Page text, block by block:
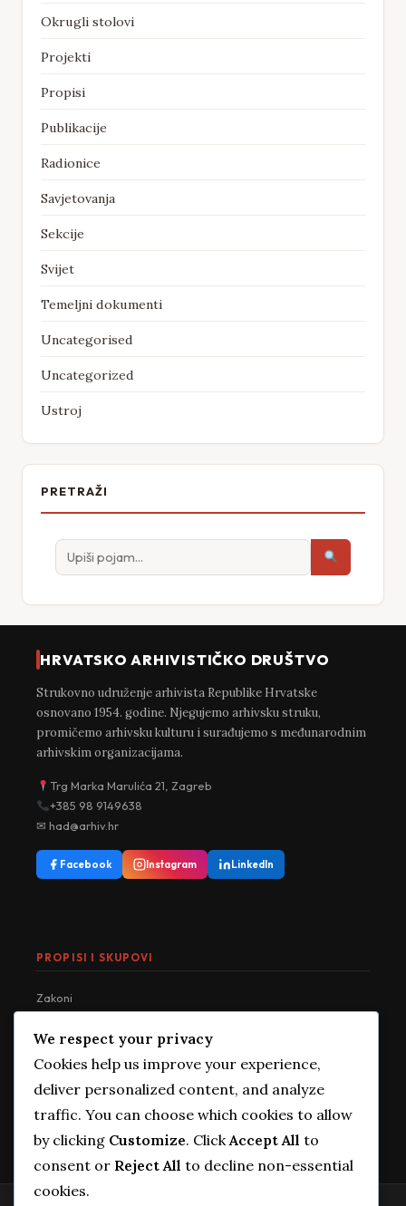
Okrugli stolovi
Projekti
Propisi
Publikacije
Radionice
Savjetovanja
Sekcije
Svijet
Temeljni dokumenti
Uncategorised
Uncategorized
Ustroj
PRETRAŽI
HRVATSKO ARHIVISTIČKO DRUŠTVO
Strukovno udruženje arhivista Republike Hrvatske
osnovano 1954. godine. Njegujemo arhivsku struku,
promičemo arhivsku kulturu i surađujemo s međunarodnim
arhivskim organizacijama.
Trg Marka Marulića 21, Zagreb
+385 98 9149638
✉ had@arhiv.hr
Facebook Instagram LinkedIn
PROPISI I SKUPOVI
Zakoni
Uredbe
Norme
Kongresi
Savjetovanja
Publikacije
We respect your privacy
Cookies help us improve your experience,
deliver personalized content, and analyze
traffic. You can choose which cookies to allow
by clicking Customize. Click Accept All to
consent or Reject All to decline non-essential
cookies.